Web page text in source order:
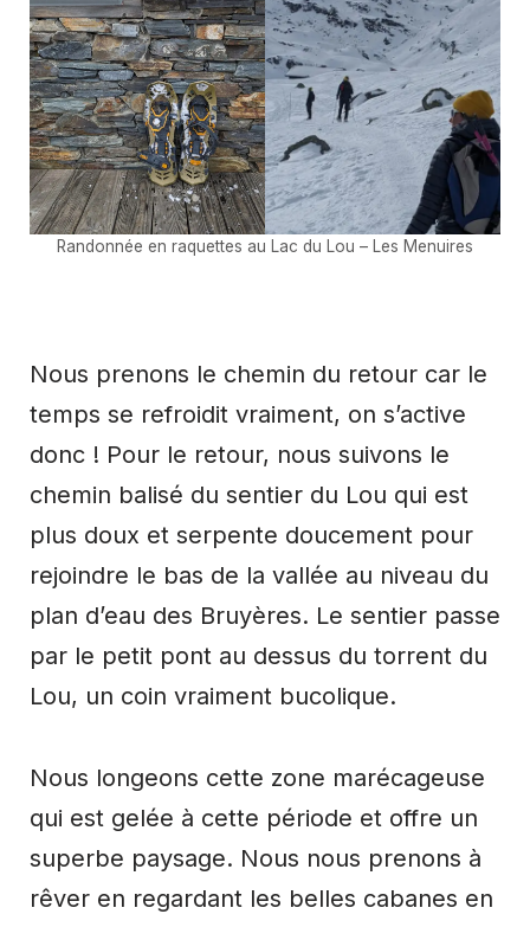
Randonnée en raquettes au Lac du Lou – Les Menuires
Nous prenons le chemin du retour car le
temps se refroidit vraiment, on s’active
donc ! Pour le retour, nous suivons le
chemin balisé du sentier du Lou qui est
plus doux et serpente doucement pour
rejoindre le bas de la vallée au niveau du
plan d’eau des Bruyères. Le sentier passe
par le petit pont au dessus du torrent du
Lou, un coin vraiment bucolique.
Nous longeons cette zone marécageuse
qui est gelée à cette période et offre un
superbe paysage. Nous nous prenons à
rêver en regardant les belles cabanes en